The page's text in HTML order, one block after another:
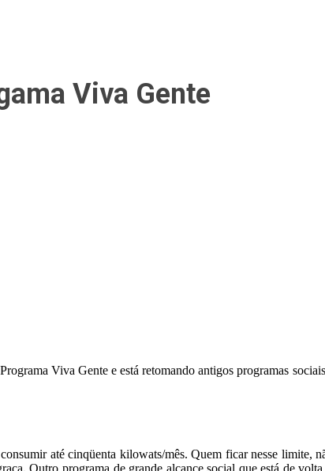
Viva Gente
Viva Gente e está retomando antigos programas
até cinqüenta kilowats/mês. Quem ficar nesse limite,
Outro programa de grande alcance social que está de